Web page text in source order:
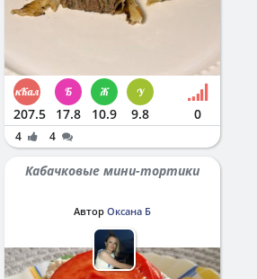
207.5 17.8 10.9 9.8 0
4 4
Кабачковые мини-тортики
Автор Оксана Б